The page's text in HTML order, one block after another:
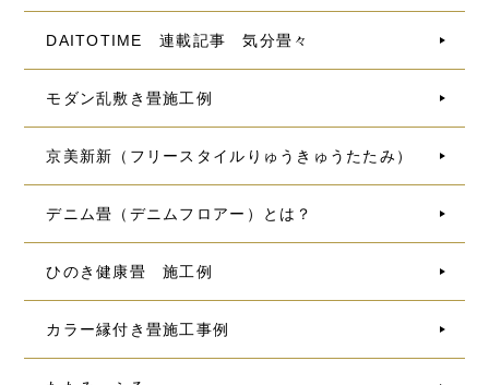
DAITOTIME 連載記事 気分畳々
モダン乱敷き畳施工例
京美新新（フリースタイルりゅうきゅうたたみ）
デニム畳（デニムフロアー）とは？
ひのき健康畳 施工例
カラー縁付き畳施工事例